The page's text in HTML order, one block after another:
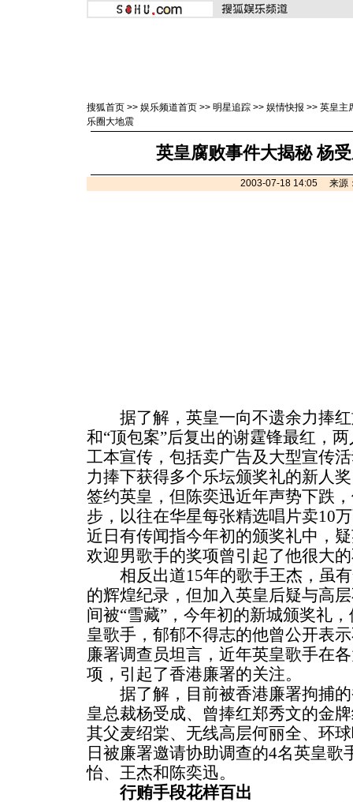
搜狐首页 >> 娱乐频道首页 >> 明星追踪 >> 娱情快报 >> 英皇主
乐圈大地震
英皇腐败事件大揭秘 杨
2003-07-18 14:05 来源
据了解，英皇一向不遗余力捧红
和“顶包案”后复出的谢霆锋最红，
工本宣传，包括卖广告及大型宣传
力捧下获得多个乐坛颁奖礼的新人
签约英皇，但陈奕迅近年声势下跌
步，以往在华星每张精选唱片卖10
近日有传闻指今年初的颁奖礼中，
欢迎男歌手的奖项曾引起了他很大
相反出道15年的歌手王杰，虽有
的辉煌纪录，但加入英皇后疑与高
间被“雪藏”，今年初的新城颁奖礼
皇歌手，郁郁不得志的他曾公开表
廉署调查员坦言，近年英皇歌手在
项，引起了香港廉署的关注。
据了解，目前被香港廉署拘捕的
皇总裁杨受成、曾捧红郑秀文的金
其父麦绍棠、无线高层何丽全、环
日被廉署邀请协助调查的4名英皇歌
怡、王杰和陈奕迅。
行贿手段花样百出